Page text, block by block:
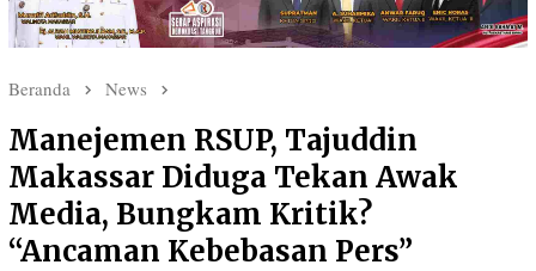
Beranda News
Manejemen RSUP, Tajuddin
Makassar Diduga Tekan Awak
Media, Bungkam Kritik?
“Ancaman Kebebasan Pers”